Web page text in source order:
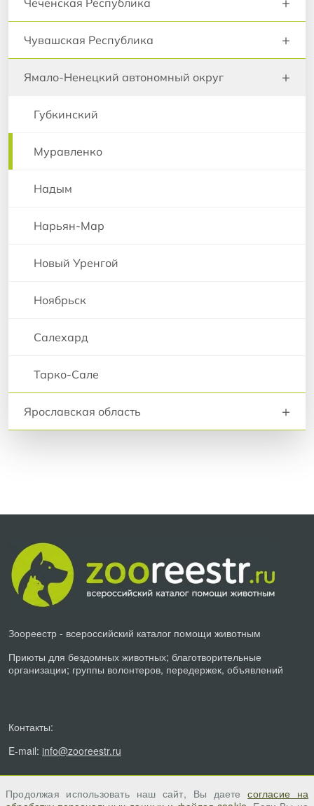
Чеченская Республика
Чувашская Республика +
Ямало-Ненецкий автономный округ +
Губкинский
Муравленко
Надым
Нарьян-Мар
Новый Уренгой
Ноябрьск
Салехард
Тарко-Сале
Ярославская область +
Зоореестр - всероссийский каталог помощи животным
Приюты для бездомных животных; благотворительные
организации; группы волонтеров, передержек, объявлений
Контакты:
E-mail: info@zooreestr.ru
Продолжая использовать наш сайт, Вы даетесогласие на